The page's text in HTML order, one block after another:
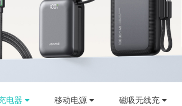
电器 移动电源 磁吸无线充